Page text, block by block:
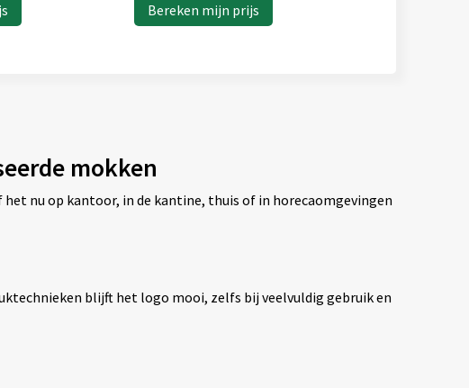
Bereken mijn prijs
mokken
nu op kantoor, in de kantine, thuis of in horecaomgevingen
blijft het logo mooi, zelfs bij veelvuldig gebruik en